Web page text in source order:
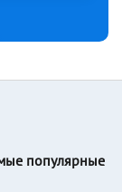
популярные